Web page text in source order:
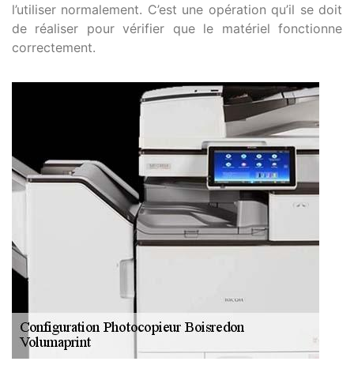
l’utiliser normalement. C’est une opération qu’il se doit
de réaliser pour vérifier que le matériel fonctionne
correctement.